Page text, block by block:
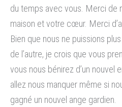
du temps avec vous. Merci de
maison et votre cœur. Merci
Bien que nous ne puissions
de l’autre, je crois que vous
vous nous bénirez d’un nouvel
allez nous manquer même si
gagné un nouvel ange gardien.